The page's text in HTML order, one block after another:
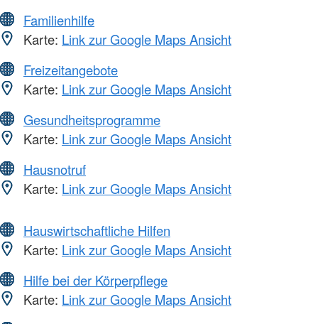
Familienhilfe
Karte: Link zur Google Maps Ansicht
Freizeitangebote
Karte: Link zur Google Maps Ansicht
Gesundheitsprogramme
Karte: Link zur Google Maps Ansicht
Hausnotruf
Karte: Link zur Google Maps Ansicht
Hauswirtschaftliche Hilfen
Karte: Link zur Google Maps Ansicht
Hilfe bei der Körperpflege
Karte: Link zur Google Maps Ansicht